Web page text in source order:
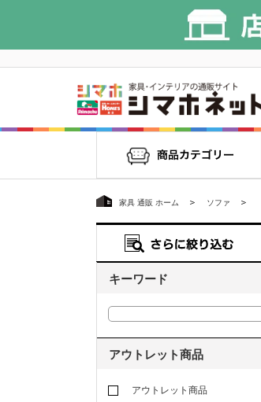
家具 通販 ホーム ソファ
キーワード
アウトレット商品
アウトレット商品